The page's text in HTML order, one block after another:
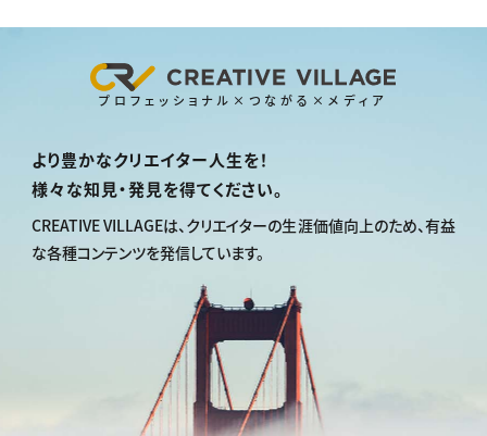
プロフェッショナル×つながる×メディア
より豊かなクリエイター人生を！
様々な知見・発見を得てください。
CREATIVE VILLAGEは、 クリエイターの生涯価値向上のため、有益
な各種コンテンツを発信しています。